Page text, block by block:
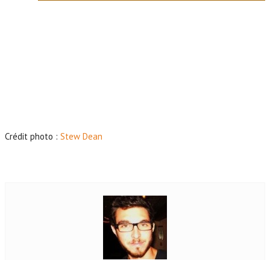
Crédit photo : Stew Dean